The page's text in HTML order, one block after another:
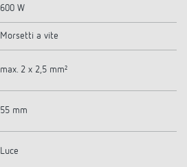
600 W
Morsetti a vite
max. 2 x 2,5 mm²
55 mm
Luce